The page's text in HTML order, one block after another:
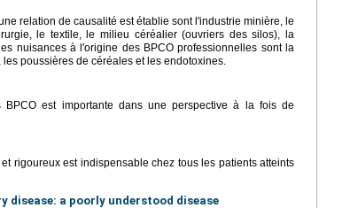
relation de causalité est établie sont l'industrie minière, le
le textile, le milieu céréalier (ouvriers des silos), la
nuisances à l'origine des BPCO professionnelles sont la
poussières de céréales et les endotoxines.
BPCO est importante dans une perspective à la fois de
rigoureux est indispensable chez tous les patients atteints
a poorly understood disease